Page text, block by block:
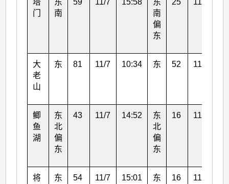
塔
门
东
南
59 11/7 15:58
东
南
偏
东
25 11/7
大
老
山
东 81 11/7 10:34 东 52 11/7
鲫
鱼
湖
东
北
偏
东
43 11/7 14:52
东
北
偏
东
16 11/7
将
东 54 11/7 15:01 东 16 11/7